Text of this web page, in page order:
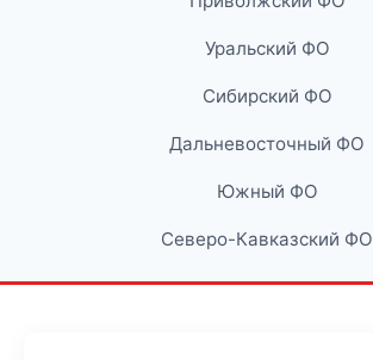
Уральский ФО
Сибирский ФО
Дальневосточный ФО
Южный ФО
Северо-Кавказский ФО